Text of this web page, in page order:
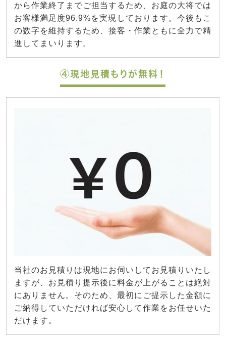
から作業終了までご担当するため、お庭の大将では
お客様満足度96.9%を実現しております。今後もこ
の数字を維持するため、接客・作業ともに全力で精
進してまいります。
④現地見積もりが無料！
当社のお見積りは現地にお伺いしてお見積りいたし
ますが、お見積り提示後に料金が上がることは絶対
にありません。そのため、最初にご提示した金額に
ご納得していただければ安心して作業をお任せいた
だけます。